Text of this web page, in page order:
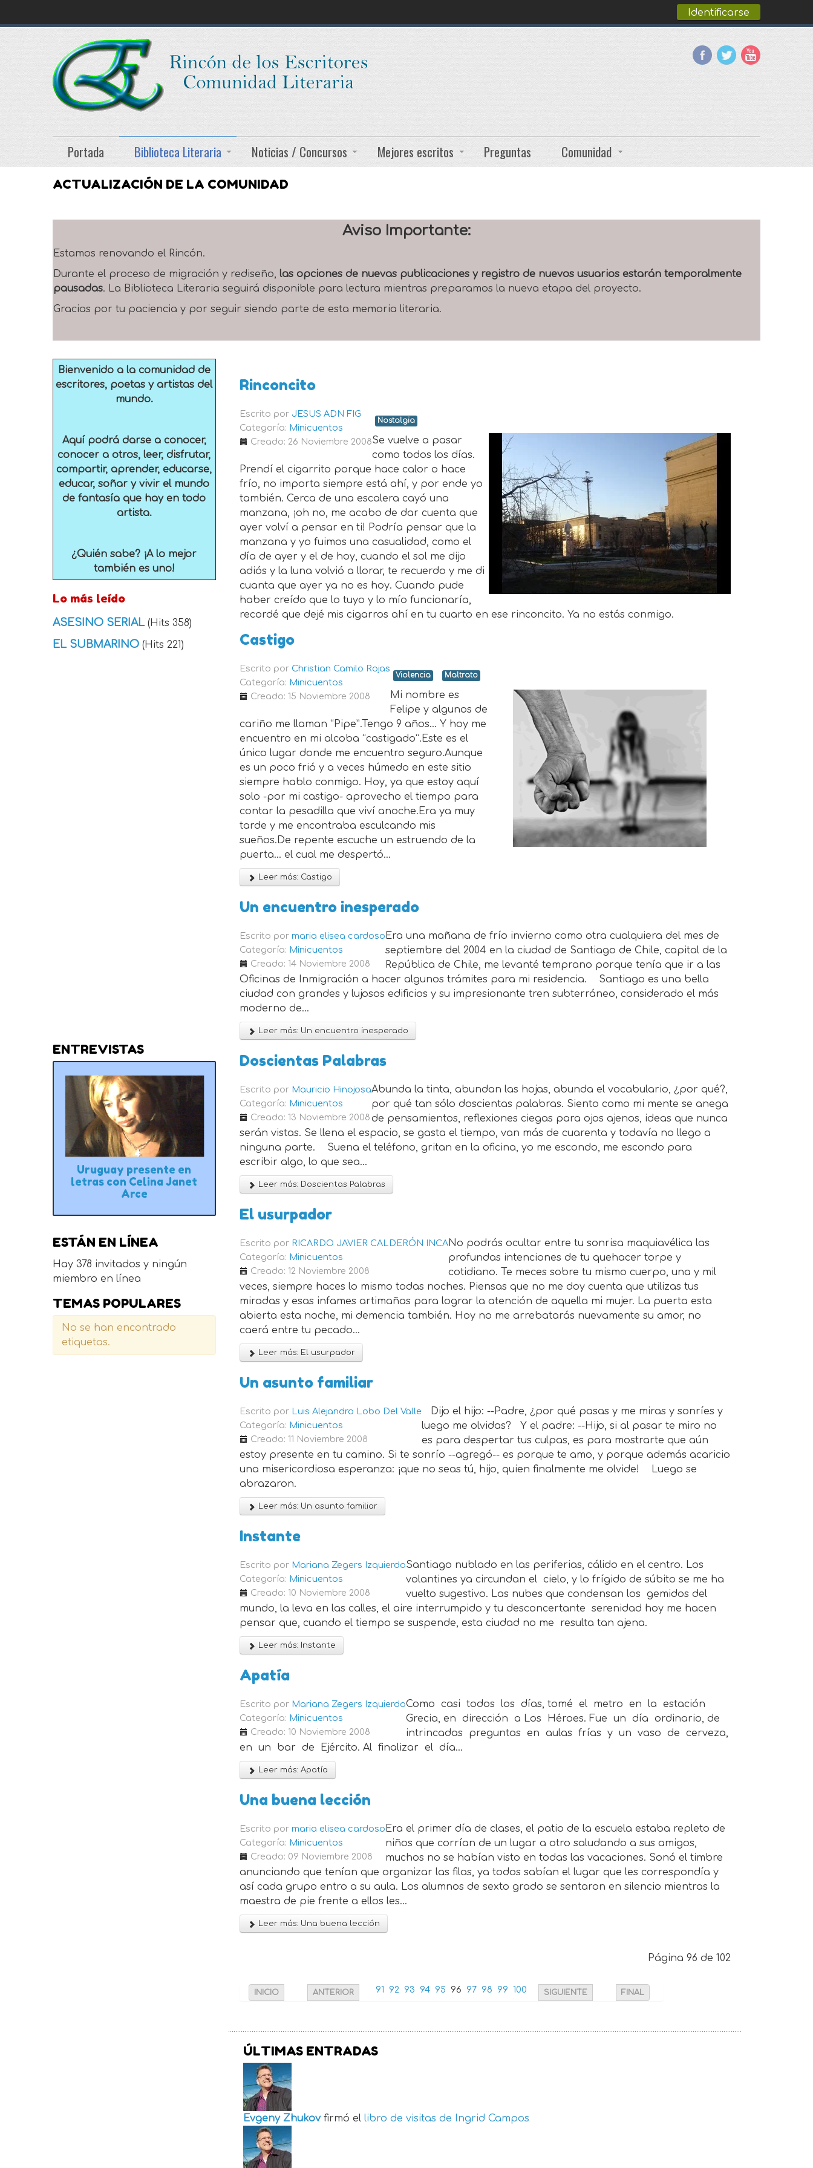
Identificarse
Portada Biblioteca Literaria Noticias / Concursos Mejores escritos Preguntas Comunidad
ACTUALIZACIÓN DE LA COMUNIDAD
Aviso Importante:
Estamos renovando el Rincón.
Durante el proceso de migración y rediseño, las opciones de nuevas publicaciones y registro de nuevos usuarios estarán temporalmente
pausadas. La Biblioteca Literaria seguirá disponible para lectura mientras preparamos la nueva etapa del proyecto.
Gracias por tu paciencia y por seguir siendo parte de esta memoria literaria.
Rinconcito
Escrito por JESUS ADN FIG
Categoría: Minicuentos
Creado: 26 Noviembre 2008
Nostalgia
Se vuelve a pasar
como todos los días.
Prendí el cigarrito porque hace calor o hace
frío, no importa siempre está ahí, y por ende yo
también. Cerca de una escalera cayó una
manzana, ¡oh no, me acabo de dar cuenta que
ayer volví a pensar en ti! Podría pensar que la
manzana y yo fuimos una casualidad, como el
día de ayer y el de hoy, cuando el sol me dijo
adiós y la luna volvió a llorar, te recuerdo y me di
cuanta que ayer ya no es hoy. Cuando pude
haber creído que lo tuyo y lo mío funcionaría,
recordé que dejé mis cigarros ahí en tu cuarto en ese rinconcito. Ya no estás conmigo.
Castigo
Escrito por Christian Camilo Rojas
Categoría: Minicuentos
Creado: 15 Noviembre 2008
Violencia Maltrato
Mi nombre es
Felipe y algunos de
cariño me llaman “Pipe”.Tengo 9 años… Y hoy me
encuentro en mi alcoba “castigado”.Este es el
único lugar donde me encuentro seguro.Aunque
es un poco frió y a veces húmedo en este sitio
siempre hablo conmigo. Hoy, ya que estoy aquí
solo -por mi castigo- aprovecho el tiempo para
contar la pesadilla que viví anoche.Era ya muy
tarde y me encontraba esculcando mis
sueños.De repente escuche un estruendo de la
puerta… el cual me despertó...
Leer más: Castigo
Un encuentro inesperado
Escrito pormaria elisea cardoso
Categoría: Minicuentos
Creado: 14 Noviembre 2008
Era una mañana de frío invierno como otra cualquiera del mes de
septiembre del 2004 en la ciudad de Santiago de Chile, capital de la
República de Chile, me levanté temprano porque tenía que ir a las
Oficinas de Inmigración a hacer algunos trámites para mi residencia. Santiago es una bella
ciudad con grandes y lujosos edificios y su impresionante tren subterráneo, considerado el más
moderno de...
Leer más: Un encuentro inesperado
Doscientas Palabras
Escrito por Mauricio Hinojosa
Categoría: Minicuentos
Creado: 13 Noviembre 2008
Abunda la tinta, abundan las hojas, abunda el vocabulario, ¿por qué?,
por qué tan sólo doscientas palabras. Siento como mi mente se anega
de pensamientos, reflexiones ciegas para ojos ajenos, ideas que nunca
serán vistas. Se llena el espacio, se gasta el tiempo, van más de cuarenta y todavía no llego a
ninguna parte. Suena el teléfono, gritan en la oficina, yo me escondo, me escondo para
escribir algo, lo que sea...
Leer más: Doscientas Palabras
El usurpador
Escrito por RICARDO JAVIER CALDERÓN INCA
Categoría: Minicuentos
Creado: 12 Noviembre 2008
No podrás ocultar entre tu sonrisa maquiavélica las
profundas intenciones de tu quehacer torpe y
cotidiano. Te meces sobre tu mismo cuerpo, una y mil
veces, siempre haces lo mismo todas noches. Piensas que no me doy cuenta que utilizas tus
miradas y esas infames artimañas para lograr la atención de aquella mi mujer. La puerta esta
abierta esta noche, mi demencia también. Hoy no me arrebatarás nuevamente su amor, no
caerá entre tu pecado...
Leer más: El usurpador
Un asunto familiar
Escrito por Luis Alejandro Lobo Del Valle
Categoría: Minicuentos
Creado: 11 Noviembre 2008
Dijo el hijo: --Padre, ¿por qué pasas y me miras y sonríes y
luego me olvidas? Y el padre: --Hijo, si al pasar te miro no
es para despertar tus culpas, es para mostrarte que aún
estoy presente en tu camino. Si te sonrío --agregó-- es porque te amo, y porque además acaricio
una misericordiosa esperanza: ¡que no seas tú, hijo, quien finalmente me olvide! Luego se
abrazaron.
Leer más: Un asunto familiar
Instante
Escrito por Mariana Zegers Izquierdo
Categoría: Minicuentos
Creado: 10 Noviembre 2008
Santiago nublado en las periferias, cálido en el centro. Los
volantines ya circundan el cielo, y lo frígido de súbito se me ha
vuelto sugestivo. Las nubes que condensan los gemidos del
mundo, la leva en las calles, el aire interrumpido y tu desconcertante serenidad hoy me hacen
pensar que, cuando el tiempo se suspende, esta ciudad no me resulta tan ajena.
Leer más: Instante
Apatía
Escrito por Mariana Zegers Izquierdo
Categoría: Minicuentos
Creado: 10 Noviembre 2008
Como casi todos los días, tomé el metro en la estación
Grecia, en dirección a Los Héroes. Fue un día ordinario, de
intrincadas preguntas en aulas frías y un vaso de cerveza,
en un bar de Ejército. Al finalizar el día...
Leer más: Apatía
Una buena lección
Escrito pormaria elisea cardoso
Categoría: Minicuentos
Creado: 09 Noviembre 2008
Era el primer día de clases, el patio de la escuela estaba repleto de
niños que corrían de un lugar a otro saludando a sus amigos,
muchos no se habían visto en todas las vacaciones. Sonó el timbre
anunciando que tenían que organizar las filas, ya todos sabían el lugar que les correspondía y
así cada grupo entro a su aula. Los alumnos de sexto grado se sentaron en silencio mientras la
maestra de pie frente a ellos les...
Leer más: Una buena lección
Página 96 de 102
INICIO ANTERIOR 91 92 93 94 95 96 97 98 99 100 SIGUIENTE FINAL
ÚLTIMAS ENTRADAS
Evgeny Zhukov firmó el libro de visitas de Ingrid Campos
Bienvenido a la comunidad de
escritores, poetas y artistas del
mundo.
Aquí podrá darse a conocer,
conocer a otros, leer, disfrutar,
compartir, aprender, educarse,
educar, soñar y vivir el mundo
de fantasía que hay en todo
artista.
¿Quién sabe? ¡A lo mejor
también es uno!
Lo más leído
ASESINO SERIAL (Hits 358)
EL SUBMARINO (Hits 221)
ENTREVISTAS
Uruguay presente en
letras con Celina Janet
Arce
ESTÁN EN LÍNEA
Hay 378 invitados y ningún
miembro en línea
TEMAS POPULARES
No se han encontrado
etiquetas.